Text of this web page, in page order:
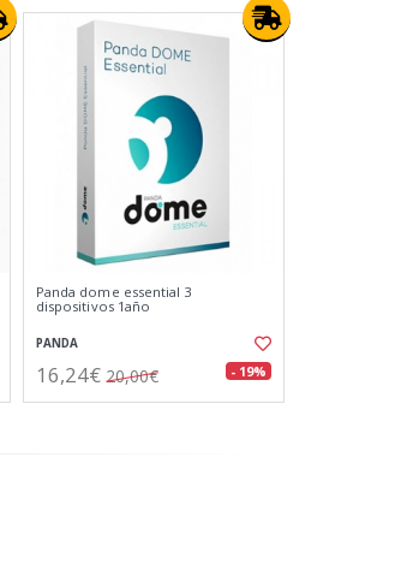
Panda dome essential 3
dispositivos 1año
PANDA
16,24€ 20,00€ - 19%